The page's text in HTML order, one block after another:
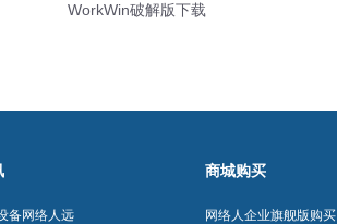
WorkWin破解版下载
备网络人远
商城购买
网络人企业旗舰版购买